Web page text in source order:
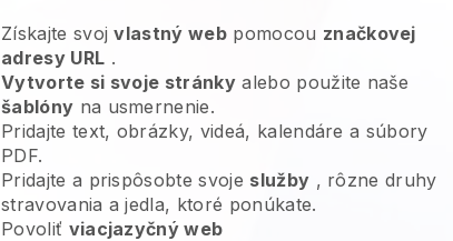
Získajte svojvlastný web pomocou značkovej
adresy URL .
Vytvorte si svoje stránky alebo použite naše
šablóny na usmernenie.
Pridajte text, obrázky, videá, kalendáre a súbory
PDF.
Pridajte a prispôsobte svoje služby , rôzne druhy
stravovania a jedla, ktoré ponúkate.
Povoliť viacjazyčný web